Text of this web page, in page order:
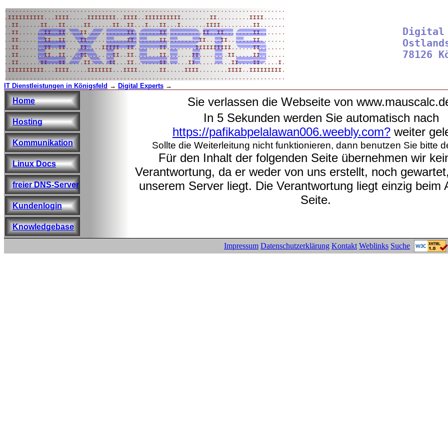
Digital
IT Dienstleistungen in Königsfeld → Digital Experts →
Sie verlassen die Webseite von
In 5 Sekunden werden Sie automatisch nach
https://pafikabpelalawan006.weebly.com?weiter
Sollte die Weiterleitung nicht funktionieren, dann benutzen Sie bitte
Für den Inhalt der folgenden Seite übernehmen wir
Verantwortung, da er weder von uns erstellt, noch
unserem Server liegt. Die Verantwortung liegt einzig beim
Seite.
Home
Hosting
Kommunikation
Linux Docs
freier DNS-Server
Kundenlogin
Knowledgebase
Impressum Datenschutzerklärung Kontakt Weblinks Suche